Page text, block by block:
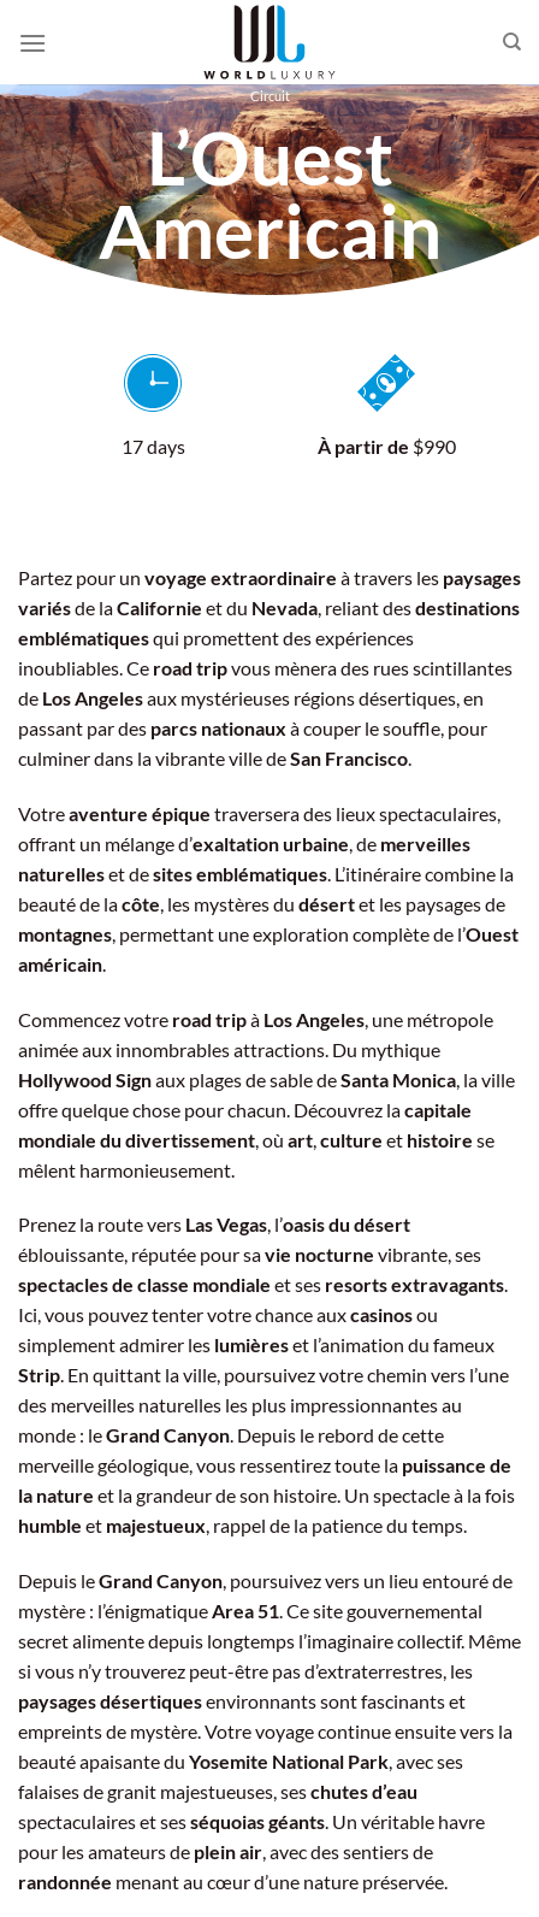
Circuit
L’Ouest
Americain
De Los Angeles à San Francisco et Las
17 days À partir de $990
Partez pour un voyage extraordinaire à travers les paysages
variésde laCalifornie et du Nevada, reliant desdestinations
emblématiquesqui promettent des expériences
inoubliables. Ce road tripvous mènera des rues scintillantes
de Los Angelesaux mystérieuses régions désertiques, en
passant par des parcs nationaux à couper le souffle, pour
culminer dans la vibrante ville deSan Francisco.
Votreaventure épique traversera des lieux spectaculaires,
offrant un mélange d’exaltation urbaine , de merveilles
naturelleset desites emblématiques . L’itinéraire combine la
beauté de lacôte , les mystères du désertet les paysages de
montagnes , permettant une exploration complète de l’Ouest
américain
Commencez votre road tripà Los Angeles , une métropole
animée aux innombrables attractions. Du mythique
Hollywood Signaux plages de sable deSanta Monica , la ville
offre quelque chose pour chacun. Découvrez lacapitale
mondiale du divertissement , où art culture et histoire se
mêlent harmonieusement.
Prenez la route vers Las Vegas, l’oasis du désert
éblouissante, réputée pour savie nocturne vibrante, ses
spectacles de classe mondiale et ses resorts extravagants.
Ici, vous pouvez tenter votre chance auxcasinosou
simplement admirer les lumièreset l’animation du fameux
Strip. En quittant la ville, poursuivez votre chemin vers l’une
des merveilles naturelles les plus impressionnantes au
monde : leGrand Canyon. Depuis le rebord de cette
merveille géologique, vous ressentirez toute la puissance de
la nature et la grandeur de son histoire. Un spectacle à la fois
humble et majestueux, rappel de la patience du temps.
Depuis leGrand Canyon, poursuivez vers un lieu entouré de
mystère : l’énigmatiqueArea 51. Ce site gouvernemental
secret alimente depuis longtemps l’imaginaire collectif. Même
si vous n’y trouverez peut-être pas d’extraterrestres, les
paysages désertiquesenvironnants sont fascinants et
empreints de mystère. Votre voyage continue ensuite vers la
beauté apaisante du Yosemite National Park, avec ses
falaises de granit majestueuses, seschutes d’eau
spectaculaires et sesséquoias géants. Un véritable havre
pour les amateurs de plein air, avec des sentiers de
randonnée menant au cœur d’une nature préservée.